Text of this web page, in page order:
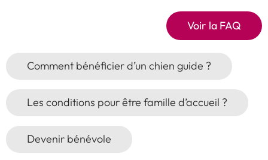
Voir la FAQ
Comment bénéficier d’un chien guide ?
Les conditions pour être famille d’accueil ?
Devenir bénévole